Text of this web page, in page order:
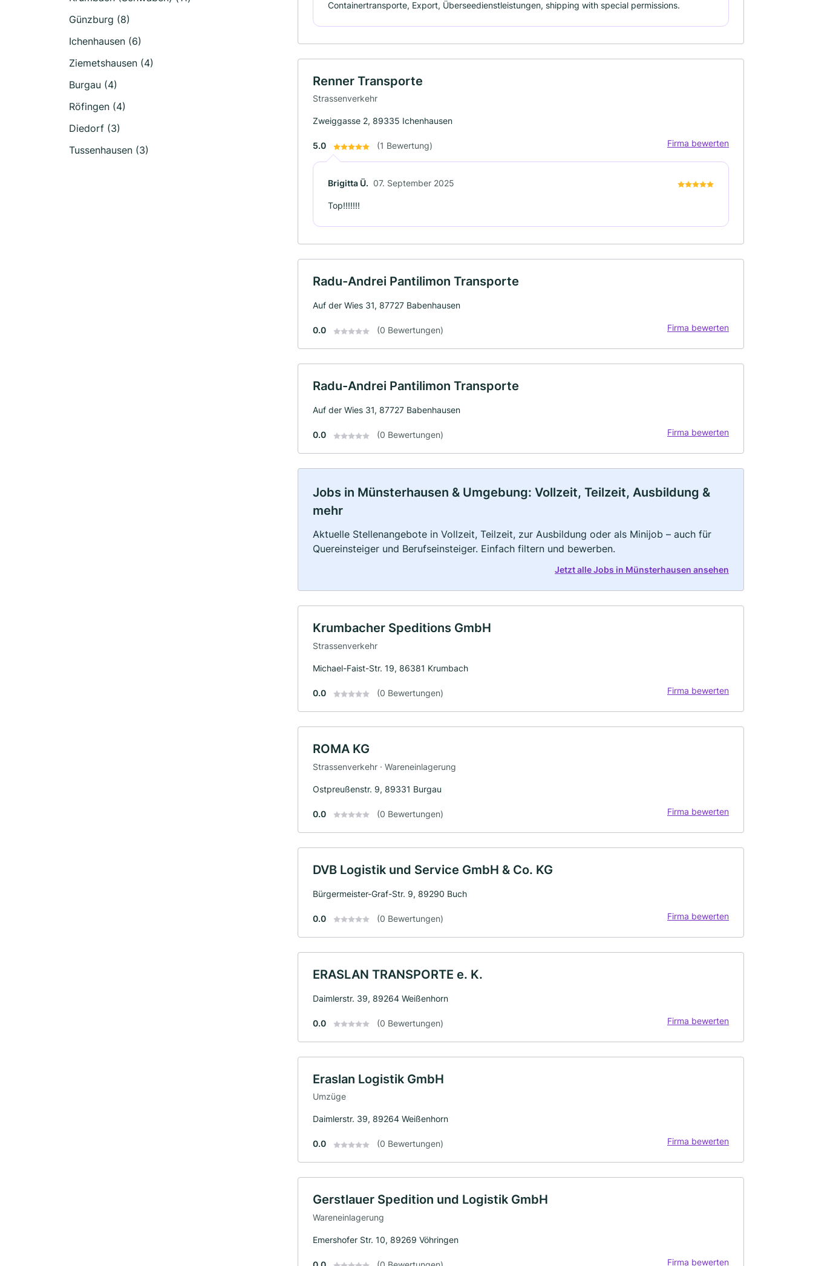
Günzburg (8)
Ichenhausen (6)
Ziemetshausen (4)
Burgau (4)
Röfingen (4)
Diedorf (3)
Tussenhausen (3)
Containertransporte, Export, Überseedienstleistungen, shipping with special permissions.
Renner Transporte
Strassenverkehr
Zweiggasse 2, 89335 Ichenhausen
5.0 (1 Bewertung) Firma bewerten
Brigitta Ü. 07. September 2025
Top!!!!!!!
Radu-Andrei Pantilimon Transporte
Auf der Wies 31, 87727 Babenhausen
0.0 (0 Bewertungen) Firma bewerten
Radu-Andrei Pantilimon Transporte
Auf der Wies 31, 87727 Babenhausen
0.0 (0 Bewertungen) Firma bewerten
Jobs in Münsterhausen & Umgebung: Vollzeit, Teilzeit, Ausbildung &
mehr
Aktuelle Stellenangebote in Vollzeit, Teilzeit, zur Ausbildung oder als Minijob – auch für
Quereinsteiger und Berufseinsteiger. Einfach filtern und bewerben.
Jetzt alle Jobs in Münsterhausen ansehen
Krumbacher Speditions GmbH
Strassenverkehr
Michael-Faist-Str. 19, 86381 Krumbach
0.0 (0 Bewertungen) Firma bewerten
ROMA KG
Strassenverkehr · Wareneinlagerung
Ostpreußenstr. 9, 89331 Burgau
0.0 (0 Bewertungen) Firma bewerten
DVB Logistik und Service GmbH & Co. KG
Bürgermeister-Graf-Str. 9, 89290 Buch
0.0 (0 Bewertungen) Firma bewerten
ERASLAN TRANSPORTE e. K.
Daimlerstr. 39, 89264 Weißenhorn
0.0 (0 Bewertungen) Firma bewerten
Eraslan Logistik GmbH
Umzüge
Daimlerstr. 39, 89264 Weißenhorn
0.0 (0 Bewertungen) Firma bewerten
Gerstlauer Spedition und Logistik GmbH
Wareneinlagerung
Emershofer Str. 10, 89269 Vöhringen
Firma bewerten